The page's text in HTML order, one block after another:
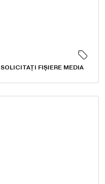
SOLICITAȚI FIȘIERE MEDIA